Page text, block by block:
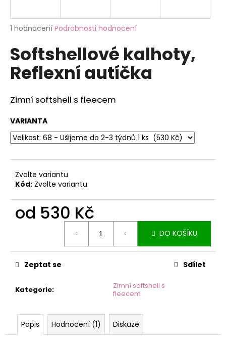
Průměrné
produktu
je
5,0
hvězdiček.
1 hodnocení Podrobnosti hodnocení
Softshellové kalhoty,
Reflexní autíčka
Zimní softshell s fleecem
VARIANTA
Zvolte variantu
Kód: Zvolte variantu
od 530 Kč
DO KOŠÍKU
Kategorie:
Zimní softshell s
fleecem
Zeptat se Sdílet
Popis Hodnocení (1) Diskuze
j
t
?
D
o
p
u
j
e
e